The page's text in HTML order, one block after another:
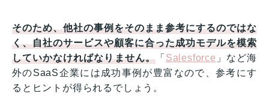
そのため、他社の事例をそのまま参考にするのではな
く、自社のサービスや顧客に合った成功モデルを模索
していかなければなりません。「 Salesforce 」など海
外のSaaS企業には成功事例が豊富なので、参考にす
るとヒントが得られるでしょう。